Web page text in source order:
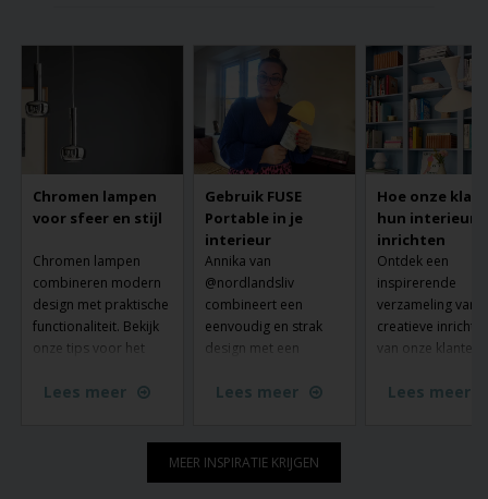
Chromen lampen
voor sfeer en stijl
Chromen lampen
combineren modern
design met praktische
functionaliteit. Bekijk
onze tips voor het
lampen in je interieur
Lees meer
Gebruik FUSE
Portable in je
interieur
Annika van
@nordlandsliv
combineert een
eenvoudig en strak
design met een
hier is Fuse Portable
Lees meer
Hoe onze
hun interieur
inrichten
Ontdek een
inspirerende
verzameling van
creatieve
van onze klanten
shop.nl. Zie hoe
Lees meer
MEER INSPIRATIE KRIJGEN